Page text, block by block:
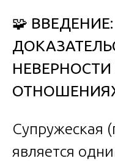
🧩
Супружеская
является